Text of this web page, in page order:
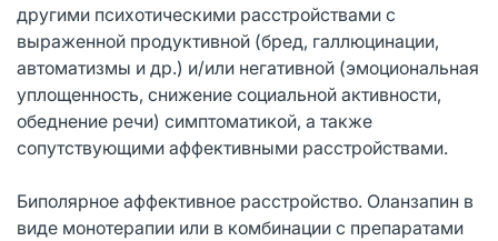
другими психотическими расстройствами с
выраженной продуктивной (бред, галлюцинации,
автоматизмы и др.) и/или негативной (эмоциональная
уплощенность, снижение социальной активности,
обеднение речи) симптоматикой, а также
сопутствующими аффективными расстройствами.
Биполярное аффективное расстройство. Оланзапин в
виде монотерапии или в комбинации с препаратами